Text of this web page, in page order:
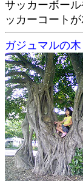
サッカーボー
ッカーコート
ガジュマルの木